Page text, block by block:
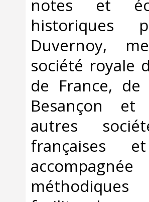
notes et
Duvernoy,
société royale
de France, de
Besançon
autres
françaises